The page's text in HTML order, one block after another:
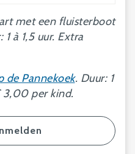
met een fluisterboot
à 1,5 uur. Extra
de Pannekoek. Duur: 1
3,00 per kind.